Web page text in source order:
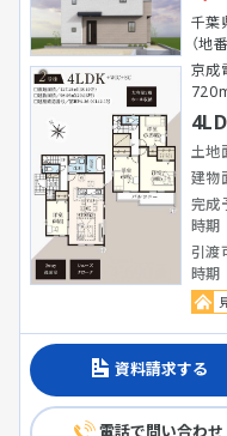
千葉
（地
京成
土地
建物
完成
時期
引渡
時期
資料請求する
電話で問い合わせ